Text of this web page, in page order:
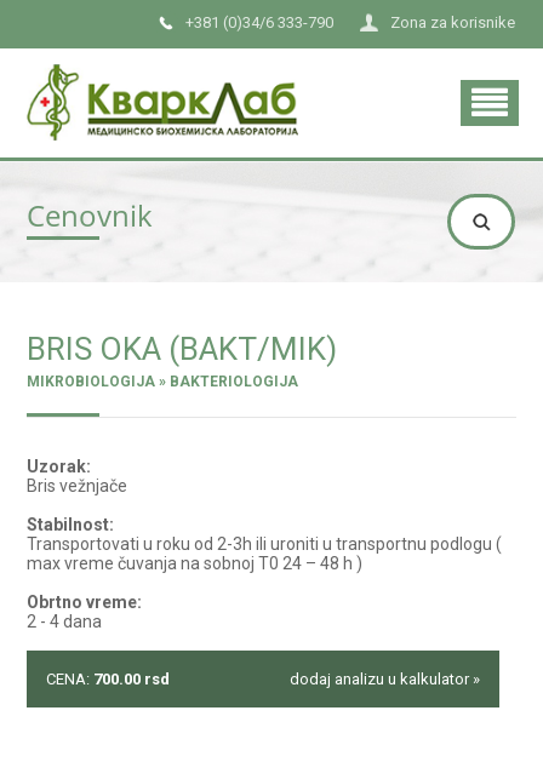
Zona za korisnike
+381 (0)34/6 333-790
Cenovnik
BRIS OKA (BAKT/MIK)
MIKROBIOLOGIJA » BAKTERIOLOGIJA
Uzorak:
Bris vežnjače
Stabilnost:
Transportovati u roku od 2-3h ili uroniti u transportnu podlogu (
max vreme čuvanja na sobnoj T0 24 – 48 h )
Obrtno vreme:
2 - 4 dana
CENA: 700.00 rsd dodaj analizu u kalkulator »